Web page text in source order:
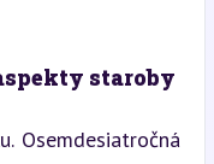
staroby
Osemdesiatročná